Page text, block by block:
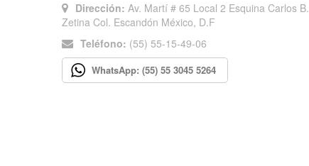
Dirección: Av. Martí # 65 Local 2 Esquina Carlos B.
Zetina Col. Escandón México, D.F
Teléfono: (55) 55-15-49-06
WhatsApp: (55) 55 3045 5264